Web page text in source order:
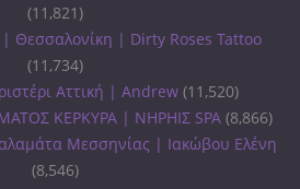
(11,821)
Θεσσαλονίκη | Dirty Roses Tattoo
(11,734)
Αττική | Andrew (11,520)
ΚΕΡΚΥΡΑ | ΝΗΡΗΙΣ SPA (8,866)
Μεσσηνίας | Ιακώβου Ελένη
(8,546)